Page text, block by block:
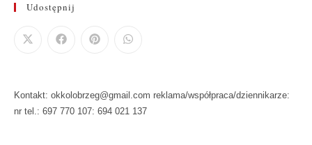
Udostępnij
Kontakt: okkolobrzeg@gmail.com reklama/współpraca/dziennikarze:
nr tel.: 697 770 107: 694 021 137